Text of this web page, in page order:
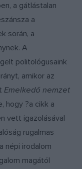
a gátlástalan
a
során, a
A
politológusaink
amikor az
Emelkedő nemzet
hogy ?a cikk a
vett igazolásával
rugalmas
népi irodalom
magától